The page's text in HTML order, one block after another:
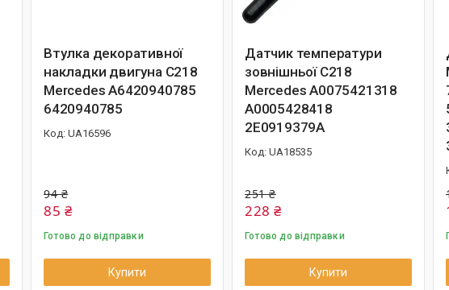
Втулка декоративної
накладки двигуна C218
Mercedes A6420940785
6420940785
UA16596
94 ₴
85 ₴
Готово до відправки
Купити
Датчик температури
зовнішньої C218
Mercedes A0075421318
A0005428418
2E0919379A
UA18535
251 ₴
228 ₴
Готово до відправки
Купити